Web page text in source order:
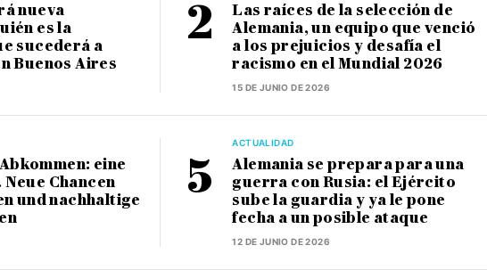
nueva
es la
sucederá a
Buenos Aires
Las raíces de la selección de
Alemania, un equipo que venció
a los prejuicios y desafía el
racismo en el Mundial 2026
15 DE JUNIO DE 2026
eine
Chancen
und nachhaltige
ACTUALIDAD
Alemania se prepara para una
guerra con Rusia: el Ejército
sube la guardia y ya le pone
fecha a un posible ataque
12 DE JUNIO DE 2026